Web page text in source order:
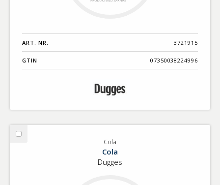
ART. NR. 3721915
GTIN 07350038224996
Välj
Cola
Cola
Dugges